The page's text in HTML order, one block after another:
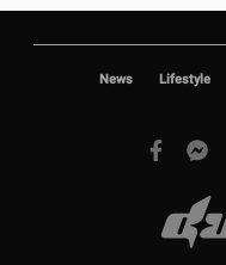
News Lifestyle